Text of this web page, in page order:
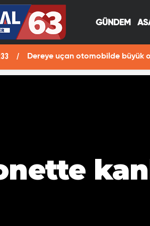
GÜNDEM
Fotoğraf çekerken Fırat